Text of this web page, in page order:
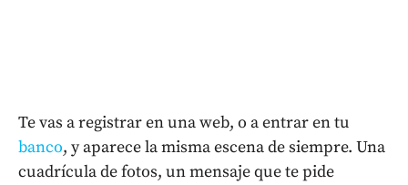
Te vas a registrar en una web, o a entrar en tu
banco, y aparece la misma escena de siempre. Una
cuadrícula de fotos, un mensaje que te pide